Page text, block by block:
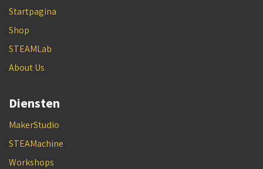
Startpagina
Shop
STEAMLab
About Us
Diensten
MakerStudio
STEAMachine
Workshops